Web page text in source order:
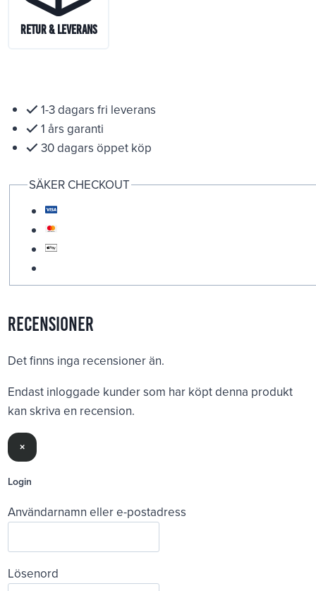
Retur & Leverans
1-3 dagars fri leverans
1 års garanti
30 dagars öppet köp
SÄKER CHECKOUT
Recensioner
Det finns inga recensioner än.
Endast inloggade kunder som har köpt denna produkt
kan skriva en recension.
×
Login
Användarnamn eller e-postadress
Lösenord